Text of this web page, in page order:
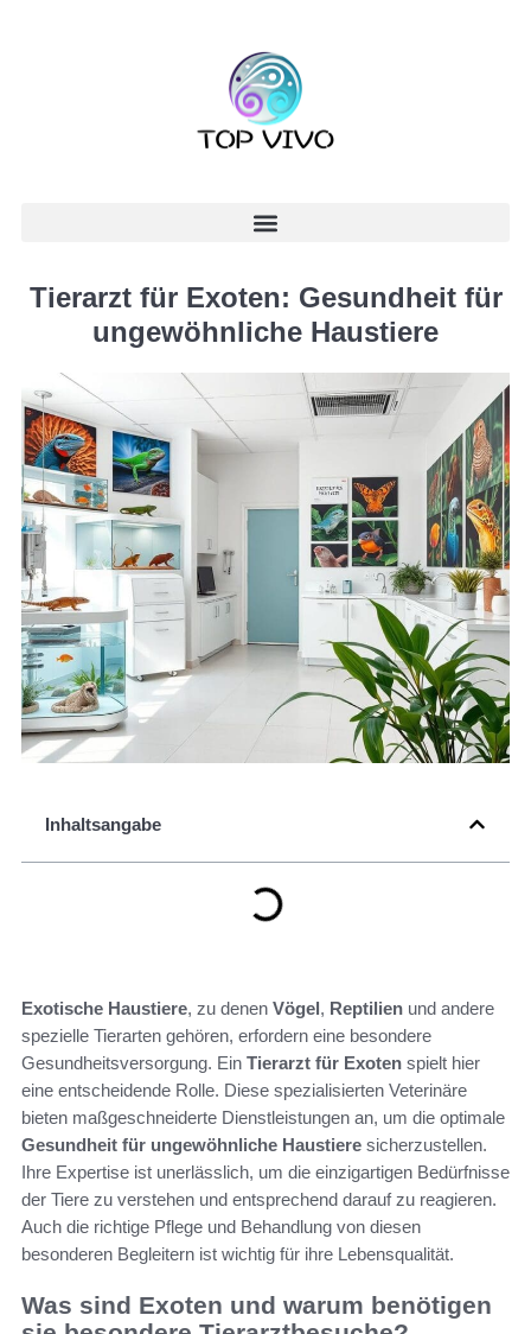
Tierarzt für Exoten: Gesundheit für
ungewöhnliche Haustiere
Inhaltsangabe
Exotische Haustiere, zu denen Vögel, Reptilien und andere
spezielle Tierarten gehören, erfordern eine besondere
Gesundheitsversorgung. Ein Tierarzt für Exoten spielt hier
eine entscheidende Rolle. Diese spezialisierten Veterinäre
bieten maßgeschneiderte Dienstleistungen an, um die optimale
Gesundheit für ungewöhnliche Haustiere sicherzustellen.
Ihre Expertise ist unerlässlich, um die einzigartigen Bedürfnisse
der Tiere zu verstehen und entsprechend darauf zu reagieren.
Auch die richtige Pflege und Behandlung von diesen
besonderen Begleitern ist wichtig für ihre Lebensqualität.
Was sind Exoten und warum benötigen